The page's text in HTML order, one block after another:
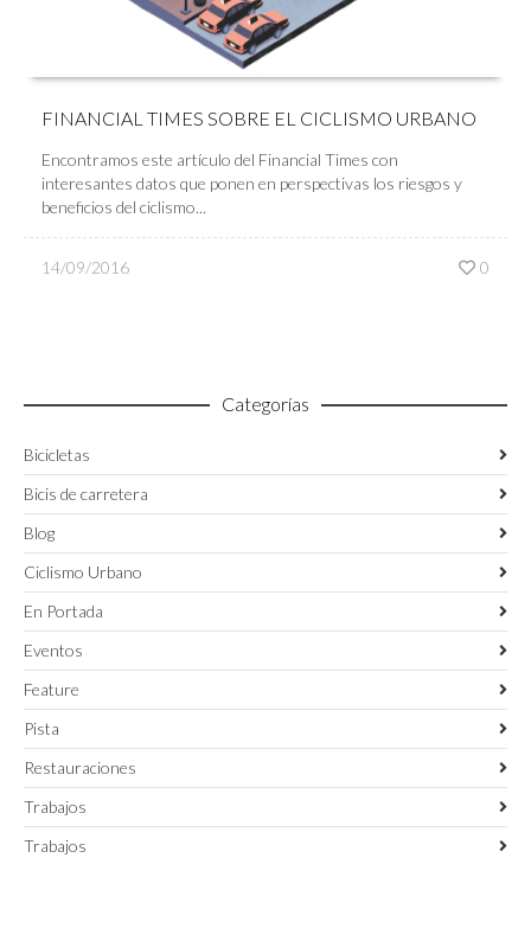
FINANCIAL TIMES SOBRE EL CICLISMO URBANO
Encontramos este artículo del Financial Times con
interesantes datos que ponen en perspectivas los riesgos y
beneficios del ciclismo...
14/09/2016 0
Categorías
Bicicletas
Bicis de carretera
Blog
Ciclismo Urbano
En Portada
Eventos
Feature
Pista
Restauraciones
Trabajos
Trabajos